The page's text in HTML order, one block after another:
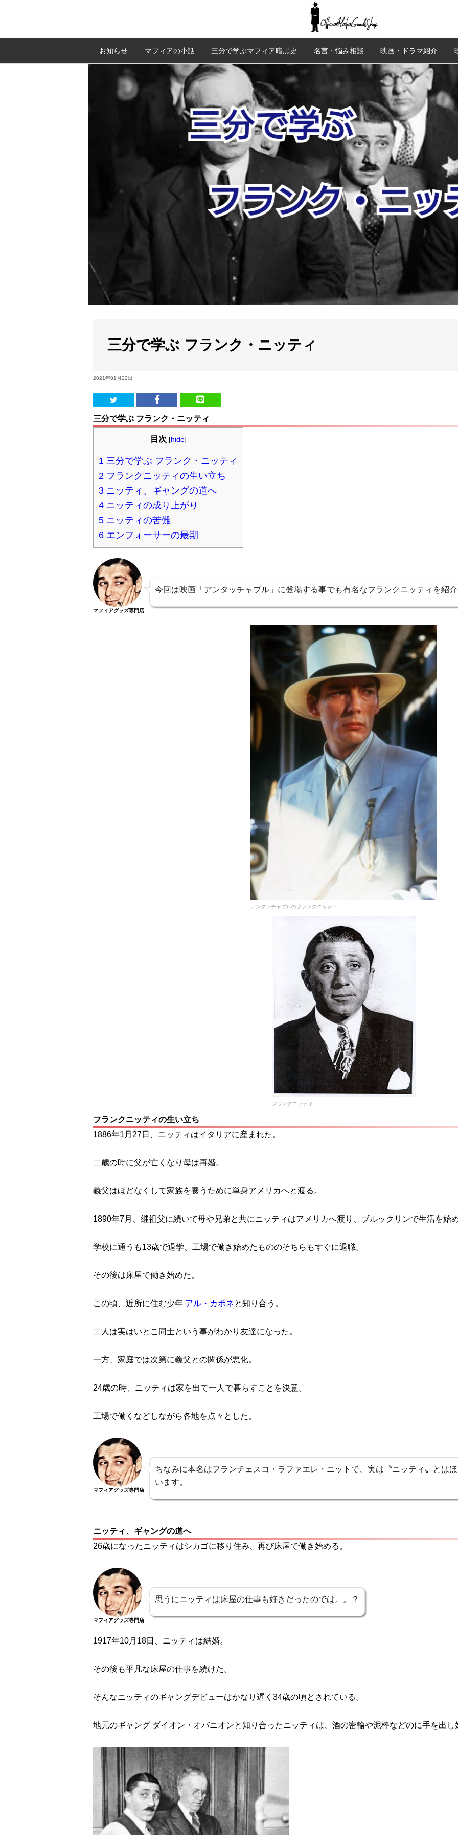
お知らせ マフィアの小話 三分で学ぶマフィア暗黒史 名言・悩み相談 映画・ドラマ紹介
三分で学ぶ フランク・ニッティ
2021年01月22日
三分で学ぶ フランク・ニッティ
目次 [hide]
1 三分で学ぶ フランク・ニッティ
2 フランクニッティの生い立ち
3 ニッティ、ギャングの道へ
4 ニッティの成り上がり
5 ニッティの苦難
6 エンフォーサーの最期
マフィアグッズ専門店
今回は映画「アンタッチャブル」に登場する事でも有名なフランクニッティを紹
アンタッチャブルのフランクニッティ
フランクニッティ
フランクニッティの生い立ち
1886年1月27日、ニッティはイタリアに産まれた。
二歳の時に父が亡くなり母は再婚。
義父はほどなくして家族を養うために単身アメリカへと渡る。
1890年7月、継祖父に続いて母や兄弟と共にニッティはアメリカへ渡り、ブルックリンで生活を始
学校に通うも13歳で退学、工場で働き始めたもののそちらもすぐに退職。
その後は床屋で働き始めた。
この頃、近所に住む少年 アル・カポネと知り合う。
二人は実はいとこ同士という事がわかり友達になった。
一方、家庭では次第に義父との関係が悪化。
24歳の時、ニッティは家を出て一人で暮らすことを決意。
工場で働くなどしながら各地を点々とした。
マフィアグッズ専門店
ちなみに本名はフランチェスコ・ラファエレ・ニットで、実は〝ニッティ〟とは
います。
ニッティ、ギャングの道へ
26歳になったニッティはシカゴに移り住み、再び床屋で働き始める。
マフィアグッズ専門店
思うにニッティは床屋の仕事も好きだったのでは。。？
1917年10月18日、ニッティは結婚。
その後も平凡な床屋の仕事を続けた。
そんなニッティのギャングデビューはかなり遅く34歳の頃とされている。
地元のギャング ダイオン・オバニオンと知り合ったニッティは、酒の密輸や泥棒などのに手を出し